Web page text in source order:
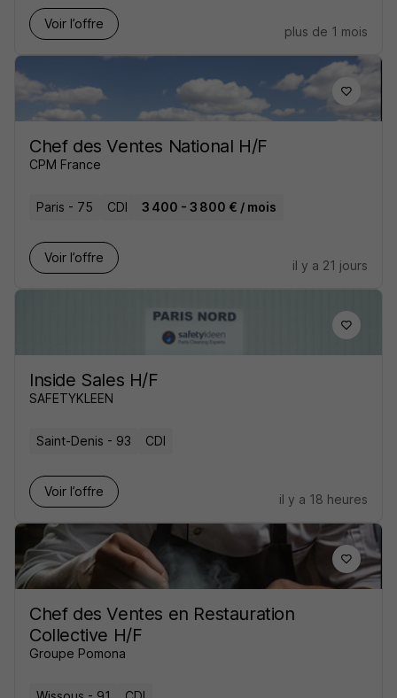
Voir l’offre
plus de 1 mois
Chef des Ventes National H/F
CPM France
Paris - 75 CDI 3 400 - 3 800 € / mois
Voir l’offre
il y a 21 jours
Inside Sales H/F
SAFETYKLEEN
Saint-Denis - 93 CDI
Voir l’offre
il y a 18 heures
Chef des Ventes en Restauration
Collective H/F
Groupe Pomona